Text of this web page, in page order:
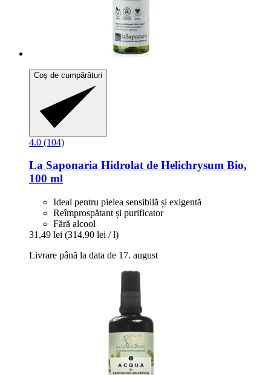
Coș de cumpărături
4.0 (104)
La Saponaria Hidrolat de Helichrysum Bio,
100 ml
Ideal pentru pielea sensibilă și exigentă
Reîmprospătant și purificator
Fără alcool
31,49 lei (314,90 lei / l)
Livrare până la data de 17. august